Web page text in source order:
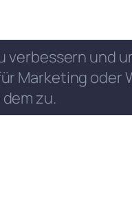
und
Marketing oder
zu.